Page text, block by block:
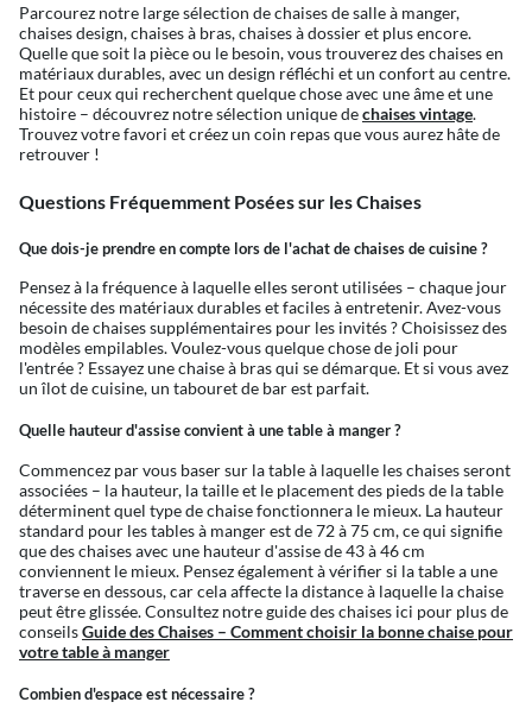
Parcourez notre large sélection de chaises de salle à manger,
chaises design, chaises à bras, chaises à dossier et plus encore.
Quelle que soit la pièce ou le besoin, vous trouverez des chaises en
matériaux durables, avec un design réfléchi et un confort au centre.
Et pour ceux qui recherchent quelque chose avec une âme et une
histoire – découvrez notre sélection unique dechaises vintage.
Trouvez votre favori et créez un coin repas que vous aurez hâte de
retrouver !
Questions Fréquemment Posées sur les Chaises
Que dois-je prendre en compte lors de l'achat de chaises de cuisine ?
Pensez à la fréquence à laquelle elles seront utilisées – chaque jour
nécessite des matériaux durables et faciles à entretenir. Avez-vous
besoin de chaises supplémentaires pour les invités ? Choisissez des
modèles empilables. Voulez-vous quelque chose de joli pour
l'entrée ? Essayez une chaise à bras qui se démarque. Et si vous avez
un îlot de cuisine, un tabouret de bar est parfait.
Quelle hauteur d'assise convient à une table à manger ?
Commencez par vous baser sur la table à laquelle les chaises seront
associées – la hauteur, la taille et le placement des pieds de la table
déterminent quel type de chaise fonctionnera le mieux. La hauteur
standard pour les tables à manger est de 72 à 75 cm, ce qui signifie
que des chaises avec une hauteur d'assise de 43 à 46 cm
conviennent le mieux. Pensez également à vérifier si la table a une
traverse en dessous, car cela affecte la distance à laquelle la chaise
peut être glissée. Consultez notre guide des chaises ici pour plus de
conseilsGuide des Chaises – Comment choisir la bonne chaise pour
votre table à manger
Combien d'espace est nécessaire ?